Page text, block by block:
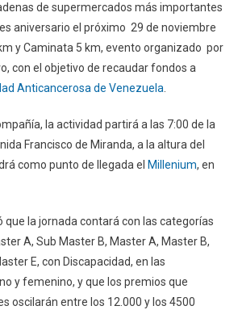
de supermercados más importantes
aniversario el próximo 29 de noviembre
y Caminata 5 km, evento organizado por
con el objetivo de recaudar fondos a
Anticancerosa de Venezuela.
la actividad partirá a las 7:00 de la
Francisco de Miranda, a la altura del
como punto de llegada el Millenium, en
la jornada contará con las categorías
A, Sub Master B, Master A, Master B,
E, con Discapacidad, en las
y femenino, y que los premios que
oscilarán entre los 12.000 y los 4500